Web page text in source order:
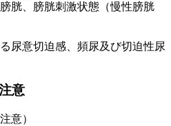
胱、膀胱刺激状態（慢性膀胱
尿意切迫感、頻尿及び切迫性尿
意
意）